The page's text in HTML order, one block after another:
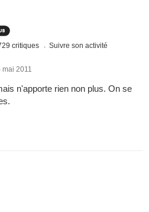
critiques Suivre son activité
mai 2011
n'apporte rien non plus. On se